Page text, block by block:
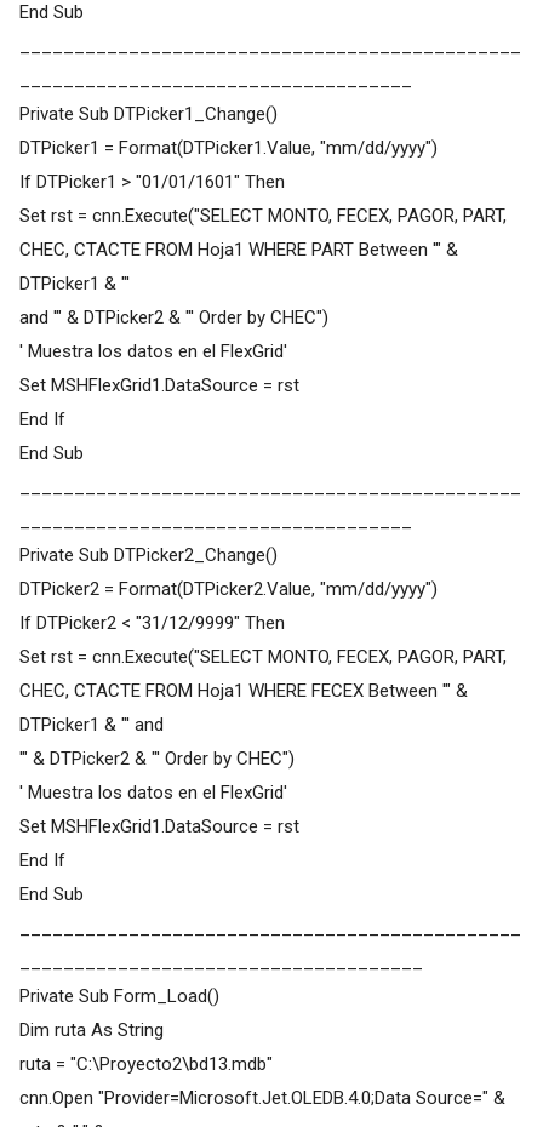
End Sub
Private Sub DTPicker1_Change()
DTPicker1 = Format(DTPicker1.Value, "mm/dd/yyyy")
If DTPicker1 > "01/01/1601" Then
Set rst = cnn.Execute("SELECT MONTO, FECEX, PAGOR, PART,
CHEC, CTACTE FROM Hoja1 WHERE PART Between '" &
DTPicker1 & "'
and '" & DTPicker2 & "' Order by CHEC")
' Muestra los datos en el FlexGrid'
Set MSHFlexGrid1.DataSource = rst
End If
End Sub
Private Sub DTPicker2_Change()
DTPicker2 = Format(DTPicker2.Value, "mm/dd/yyyy")
If DTPicker2 < "31/12/9999" Then
Set rst = cnn.Execute("SELECT MONTO, FECEX, PAGOR, PART,
CHEC, CTACTE FROM Hoja1 WHERE FECEX Between '" &
DTPicker1 & "' and
'" & DTPicker2 & "' Order by CHEC")
' Muestra los datos en el FlexGrid'
Set MSHFlexGrid1.DataSource = rst
End If
End Sub
Private Sub Form_Load()
Dim ruta As String
ruta = "C:\Proyecto2\bd13.mdb"
cnn.Open "Provider=Microsoft.Jet.OLEDB.4.0;Data Source=" &